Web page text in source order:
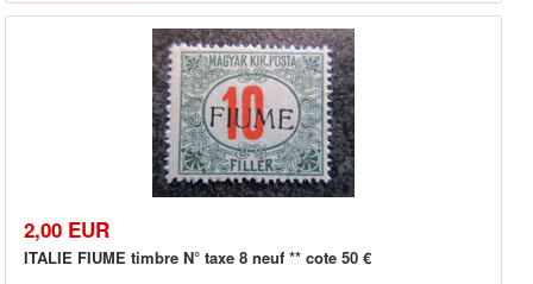
2,00 EUR
ITALIE FIUME timbre N° taxe 8 neuf ** cote 50 €